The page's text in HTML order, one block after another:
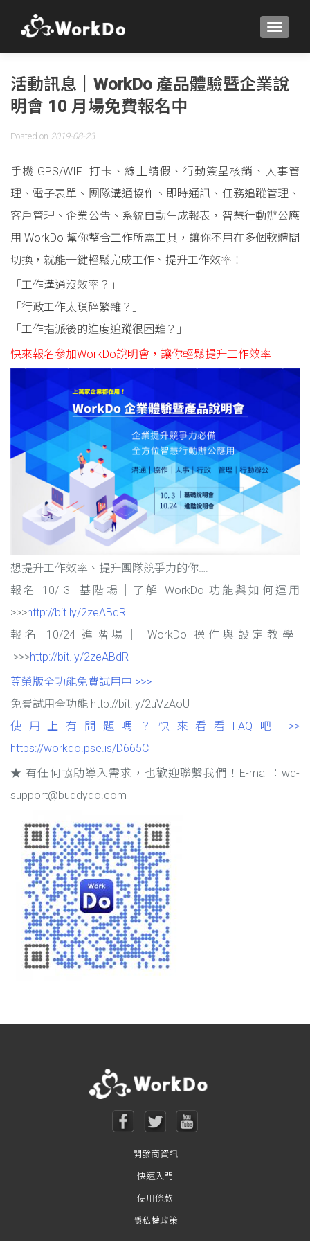
活動訊息｜WorkDo 產品體驗暨企業說
明會 10 月場免費報名中
Posted on 2019-08-23
手機 GPS/WIFI 打卡、線上請假、行動簽呈核銷、人事管
理、電子表單、團隊溝通協作、即時通訊、任務追蹤管理、
客戶管理、企業公告、系統自動生成報表，智慧行動辦公應
用 WorkDo 幫你整合工作所需工具，讓你不用在多個軟體間
切換，就能一鍵輕鬆完成工作、提升工作效率！
「工作溝通沒效率？」
「行政工作太瑣碎繁雜？」
「工作指派後的進度追蹤很困難？」
快來報名參加WorkDo說明會，讓你輕鬆提升工作效率
想提升工作效率、提升團隊競爭力的你….
報名 10/ 3 基階場｜了解 WorkDo 功能與如何運用
>>>http://bit.ly/2zeABdR
報名 10/24 進階場｜ WorkDo 操作與設定教學
>>>http://bit.ly/2zeABdR
尊榮版全功能免費試用中 >>>
免費試用全功能 http://bit.ly/2uVzAoU
使用上有問題嗎？快來看看FAQ吧 >>
https://workdo.pse.is/D665C
★ 有任何協助導入需求，也歡迎聯繫我們！E-mail：wd-
support@buddydo.com
開發商資訊
快速入門
使用條款
隱私權政策